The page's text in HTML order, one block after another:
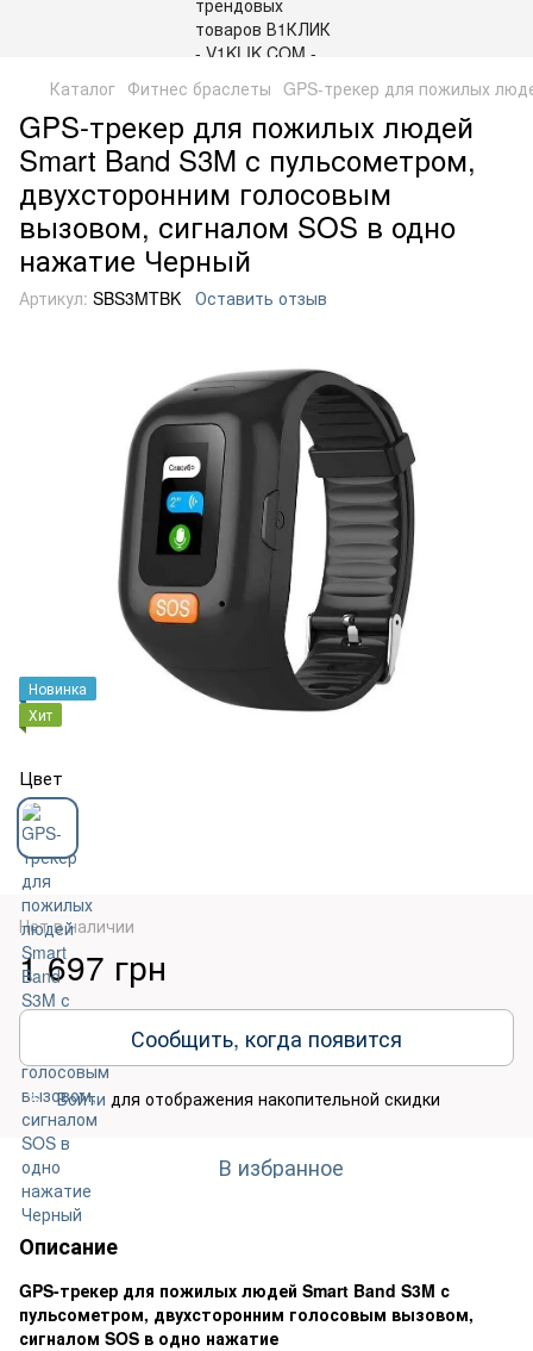
Каталог Фитнес браслеты GPS-трекер для пожилых
GPS-трекер для пожилых людей
Smart Band S3M с пульсометром,
двухсторонним голосовым
вызовом, сигналом SOS в одно
нажатие Черный
Артикул: SBS3MTBK Оставить отзыв
Новинка
Хит
Цвет
Нет в наличии
1 697 грн
Сообщить, когда появится
% Войти для отображения накопительной скидки
В избранное
Описание
GPS-трекер для пожилых людей Smart Band S3M с
пульсометром, двухсторонним голосовым вызовом,
сигналом SOS в одно нажатие